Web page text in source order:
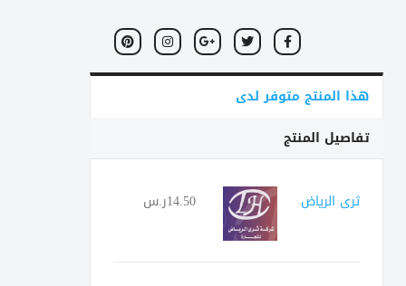
هذا المنتج متوفر لدى
تفاصيل المنتج
ثرى الرياض 14.50ر.س